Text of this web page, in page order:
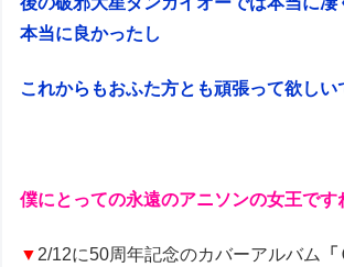
本当に良かったし
これからもおふた方とも頑張って欲しい
僕にとっての永遠のアニソンの女王です
▼ 2/12に50周年記念のカバーアルバム